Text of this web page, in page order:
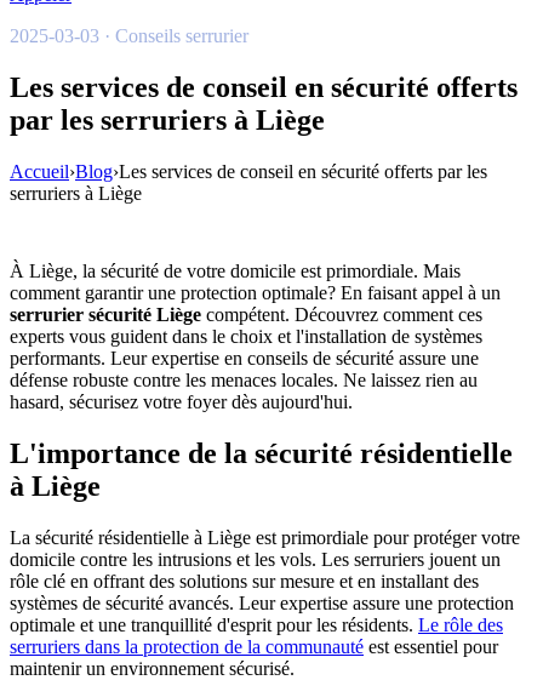
2025-03-03 · Conseils serrurier
Les services de conseil en sécurité offerts
par les serruriers à Liège
Accueil›Blog›Les services de conseil en sécurité offerts par les
serruriers à Liège
À Liège, la sécurité de votre domicile est primordiale. Mais
comment garantir une protection optimale? En faisant appel à un
serrurier sécurité Liège compétent. Découvrez comment ces
experts vous guident dans le choix et l'installation de systèmes
performants. Leur expertise en conseils de sécurité assure une
défense robuste contre les menaces locales. Ne laissez rien au
hasard, sécurisez votre foyer dès aujourd'hui.
L'importance de la sécurité résidentielle
à Liège
La sécurité résidentielle à Liège est primordiale pour protéger votre
domicile contre les intrusions et les vols. Les serruriers jouent un
rôle clé en offrant des solutions sur mesure et en installant des
systèmes de sécurité avancés. Leur expertise assure une protection
optimale et une tranquillité d'esprit pour les résidents. Le rôle des
serruriers dans la protection de la communauté est essentiel pour
maintenir un environnement sécurisé.